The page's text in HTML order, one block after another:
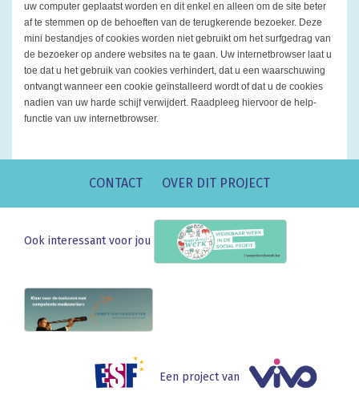
uw computer geplaatst worden en dit enkel en alleen om de site beter
af te stemmen op de behoeften van de terugkerende bezoeker. Deze
mini bestandjes of cookies worden niet gebruikt om het surfgedrag van
de bezoeker op andere websites na te gaan. Uw internetbrowser laat u
toe dat u het gebruik van cookies verhindert, dat u een waarschuwing
ontvangt wanneer een cookie geïnstalleerd wordt of dat u de cookies
nadien van uw harde schijf verwijdert. Raadpleeg hiervoor de help-
functie van uw internetbrowser.
CONTACT OVER DIT PROJECT
Ook interessant voor jou
Een project van